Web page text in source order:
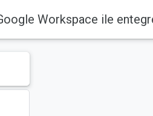
Workspace ile